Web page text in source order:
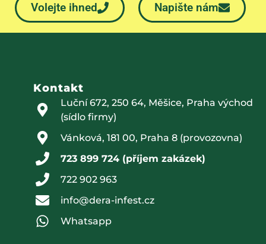
Volejte ihned Napište nám
Kontakt
Luční 672, 250 64, Měšice, Praha východ
(sídlo firmy)
Vánková, 181 00, Praha 8 (provozovna)
723 899 724 (příjem zakázek)
722 902 963
info@dera-infest.cz
Whatsapp